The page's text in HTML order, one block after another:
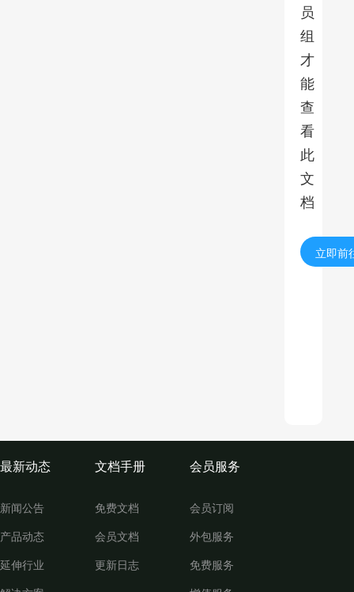
员
组
才
能
查
看
此
文
档
立即前
最新动态
新闻公告
产品动态
延伸行业
文档手册
免费文档
会员文档
更新日志
会员服务
会员订阅
外包服务
免费服务